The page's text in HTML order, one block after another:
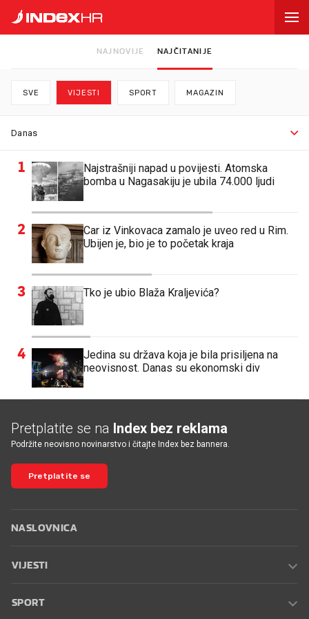
NAJNOVIJE NAJČITANIJE
SVE VIJESTI SPORT MAGAZIN
1
Najstrašniji napad u povijesti. Atomska
bomba u Nagasakiju je ubila 74.000 ljudi
2
Car iz Vinkovaca zamalo je uveo red u Rim.
Ubijen je, bio je to početak kraja
3 Tko je ubio Blaža Kraljevića?
4
Jedina su država koja je bila prisiljena na
neovisnost. Danas su ekonomski div
Pretplatite se na Index bez reklama
Podržite neovisno novinarstvo i čitajte Index bez bannera.
Pretplatite se
NASLOVNICA
VIJESTI
SPORT